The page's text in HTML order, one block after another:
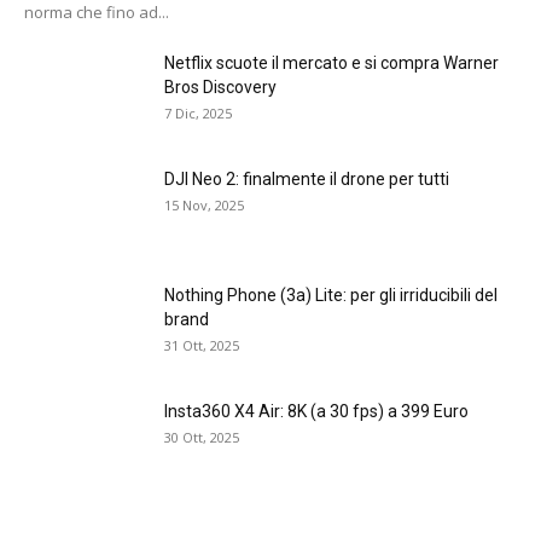
norma che fino ad...
Netflix scuote il mercato e si compra Warner
Bros Discovery
7 Dic, 2025
DJI Neo 2: finalmente il drone per tutti
15 Nov, 2025
Nothing Phone (3a) Lite: per gli irriducibili del
brand
31 Ott, 2025
Insta360 X4 Air: 8K (a 30 fps) a 399 Euro
30 Ott, 2025